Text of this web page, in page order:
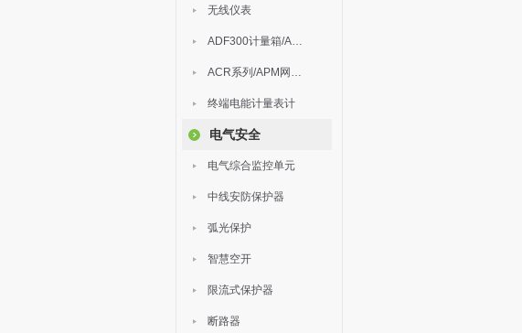
无线仪表
ADF300计量箱/AEW无线计量
ACR系列/APM网络电力仪表
终端电能计量表计
电气安全
电气综合监控单元
中线安防保护器
弧光保护
智慧空开
限流式保护器
断路器